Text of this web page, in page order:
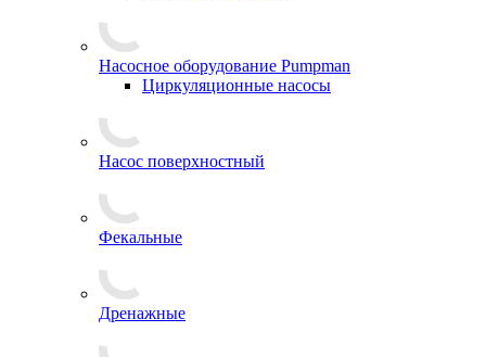
Насосное оборудование Pumpman
Циркуляционные насосы
Насос поверхностный
Фекальные
Дренажные